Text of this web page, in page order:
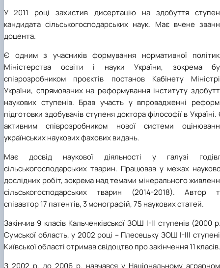
У 2011 році захистив дисертацію на здобуття
кандидата сільськогосподарських наук. Має вчене
доцента.
Є одним з учасників формування нормативної
Міністерства освіти і науки України, зокрема
співрозробником проєктів постанов Кабінету
України, спрямованих на реформування інституту
наукових ступенів. Брав участь у впровадженні
підготовки здобувачів ступеня доктора філософії в Україні.
активним співрозробником нової системи
українських наукових фахових видань.
Має досвід наукової діяльності у галузі
сільськогосподарських тварин. Працював у межах
дослідних робіт, зокрема над темами мінерального
сільськогосподарських тварин (2014-2018). Автор
співавтор 17 патентів, 3 монографій, 75 наукових статей.
Закінчив 9 класів Кальченківської ЗОШ І-ІІ ступенів (2000
Сумської область, у 2002 році – Плесецьку ЗОШ І-ІІІ
Київської області отримав свідоцтво про закінчення 11 класів.
З 2002 р. до 2006 р. навчався у Національному